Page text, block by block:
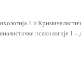
1 и
психологије 1